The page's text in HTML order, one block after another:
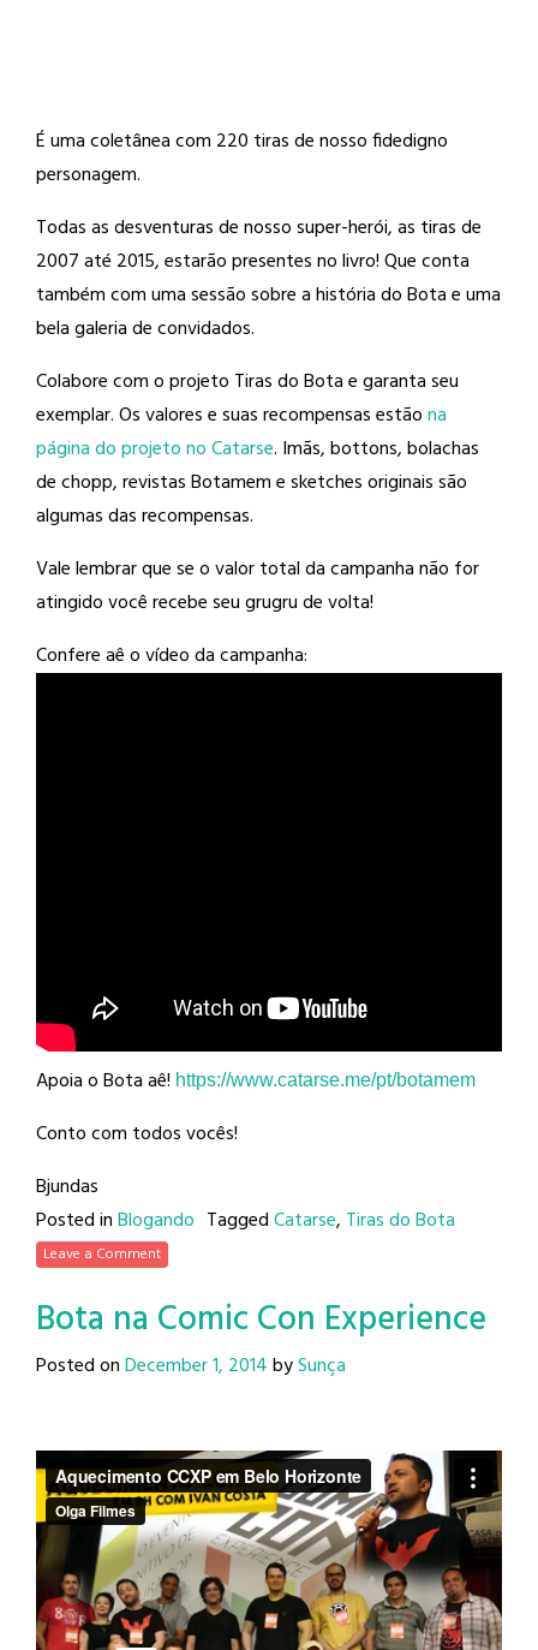
É uma coletânea com 220 tiras de nosso fidedigno
personagem.
Todas as desventuras de nosso super-herói, as tiras de
2007 até 2015, estarão presentes no livro! Que conta
também com uma sessão sobre a história do Bota e uma
bela galeria de convidados.
Colabore com o projeto Tiras do Bota e garanta seu
exemplar. Os valores e suas recompensas estãona
página do projeto no Catarse. Imãs, bottons, bolachas
de chopp, revistas Botamem e sketches originais são
algumas das recompensas.
Vale lembrar que se o valor total da campanha não for
atingido você recebe seu grugru de volta!
Confere aê o vídeo da campanha:
Apoia o Bota aê! https://www.catarse.me/pt/botamem
Conto com todos vocês!
Bjundas
Posted inBlogando TaggedCatarse, Tiras do Bota
Leave a Comment
Bota na Comic Con Experience
Posted onDecember 1, 2014bySunça